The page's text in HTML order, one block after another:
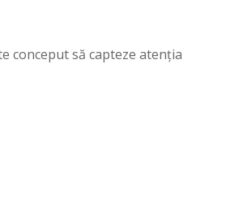
conceput să capteze atenția